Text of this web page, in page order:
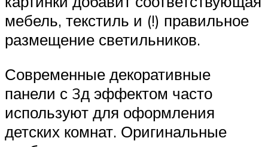
мебель, текстиль и (!) правильное
размещение светильников.
Современные декоративные
панели с 3д эффектом часто
используют для оформления
детских комнат. Оригинальные